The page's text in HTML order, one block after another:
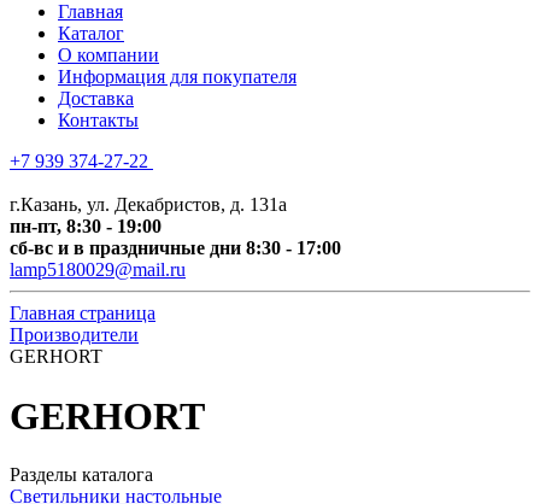
Главная
Каталог
О компании
Информация для покупателя
Доставка
Контакты
+7 939 374-27-22
г.Казань, ул. Декабристов, д. 131а
пн-пт, 8:30 - 19:00
сб-вс и в праздничные дни 8:30 - 17:00
lamp5180029@mail.ru
Главная страница
Производители
GERHORT
GERHORT
Разделы каталога
Светильники настольные